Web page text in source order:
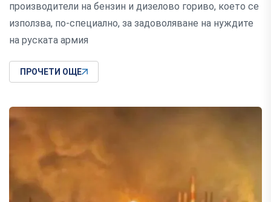
производители на бензин и дизелово гориво, което се
използва, по-специално, за задоволяване на нуждите
на руската армия
ПРОЧЕТИ ОЩЕ